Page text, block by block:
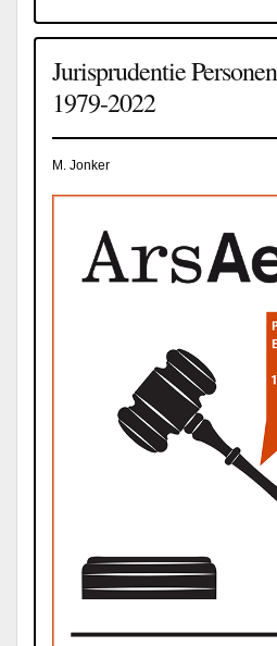
Jurisprudentie
1979-2022
M. Jonker